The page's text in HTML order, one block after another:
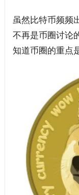
虽然比特币频频
不再是币圈讨论
知道币圈的重点